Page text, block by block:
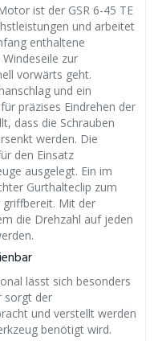
ist der GSR 6-45 TE
und arbeitet
enthaltene
zur
vorwärts geht.
und ein
präzises Eindrehen der
dass die Schrauben
werden. Die
den Einsatz
ausgelegt. Ein im
Gurthalteclip zum
griffbereit. Mit der
die Drehzahl auf jeden
lässt sich besonders
sorgt der
und verstellt werden
benötigt wird.